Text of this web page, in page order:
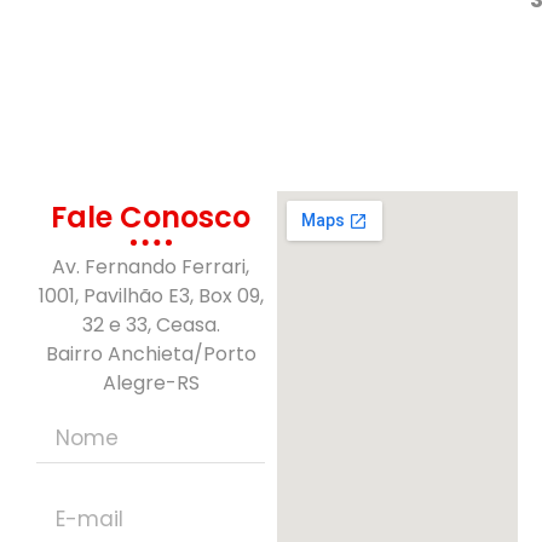
Fale Conosco
Av. Fernando Ferrari,
1001, Pavilhão E3, Box 09,
32 e 33, Ceasa.
Bairro Anchieta/Porto
Alegre-RS